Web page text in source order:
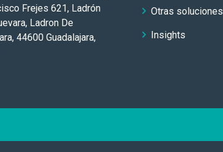
Frejes 621, Ladrón
Ladron De
44600 Guadalajara,
Otras soluciones
Insights